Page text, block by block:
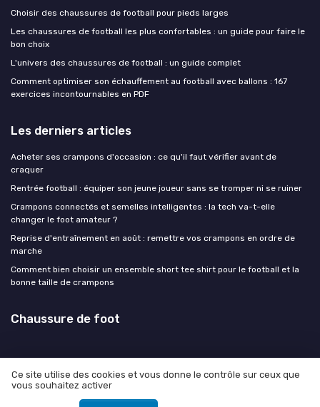
Choisir des chaussures de football pour pieds larges
Les chaussures de football les plus confortables : un guide pour faire le
bon choix
L'univers des chaussures de football : un guide complet
Comment optimiser son échauffement au football avec ballons : 167
exercices incontournables en PDF
Les derniers articles
Acheter ses crampons d'occasion : ce qu'il faut vérifier avant de
craquer
Rentrée football : équiper son jeune joueur sans se tromper ni se ruiner
Crampons connectés et semelles intelligentes : la tech va-t-elle
changer le foot amateur ?
Reprise d'entraînement en août : remettre vos crampons en ordre de
marche
Comment bien choisir un ensemble short tee shirt pour le football et la
bonne taille de crampons
Chaussure de foot
Mentions légales
Ce site utilise des cookies et vous donne le contrôle sur ceux que
vous souhaitez activer